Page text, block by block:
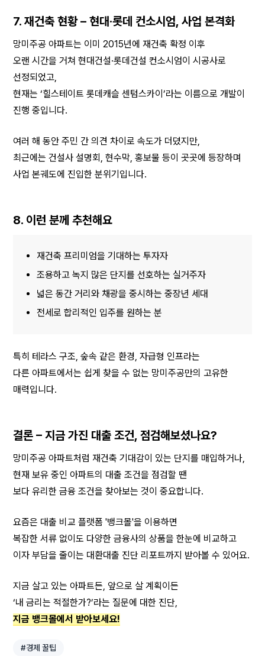
7. 재건축 현황 – 현대·롯데 컨소시엄, 사업 본격화
망미주공 아파트는 이미 2015년에 재건축 확정 이후
오랜 시간을 거쳐 현대건설·롯데건설 컨소시엄이 시공사로
선정되었고,
현재는 ‘힐스테이트 롯데캐슬 센텀스카이’라는 이름으로 개발이
진행 중입니다.
여러 해 동안 주민 간 의견 차이로 속도가 더뎠지만,
최근에는 건설사 설명회, 현수막, 홍보물 등이 곳곳에 등장하며
사업 본궤도에 진입한 분위기입니다.
8. 이런 분께 추천해요
재건축 프리미엄을 기대하는 투자자
조용하고 녹지 많은 단지를 선호하는 실거주자
넓은 동간 거리와 채광을 중시하는 중장년 세대
전세로 합리적인 입주를 원하는 분
특히 테라스 구조, 숲속 같은 환경, 자급형 인프라는
다른 아파트에서는 쉽게 찾을 수 없는 망미주공만의 고유한
매력입니다.
결론 – 지금 가진 대출 조건, 점검해보셨나요?
망미주공 아파트처럼 재건축 기대감이 있는 단지를 매입하거나,
현재 보유 중인 아파트의 대출 조건을 점검할 땐
보다 유리한 금융 조건을 찾아보는 것이 중요합니다.
요즘은 대출 비교 플랫폼 '뱅크몰'을 이용하면
복잡한 서류 없이도 다양한 금융사의 상품을 한눈에 비교하고
이자 부담을 줄이는 대환대출 진단 리포트까지 받아볼 수 있어요.
지금 살고 있는 아파트든, 앞으로 살 계획이든
‘내 금리는 적절한가?’라는 질문에 대한 진단,
지금 뱅크몰에서 받아보세요!
#경제 꿀팁